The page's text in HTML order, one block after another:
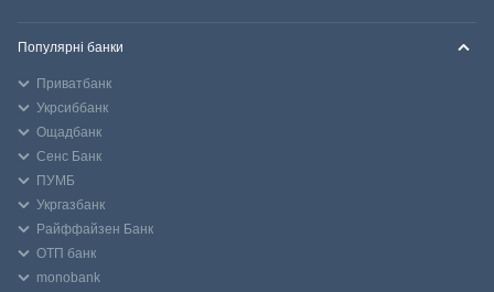
Популярні банки
Приватбанк
Укрсиббанк
Ощадбанк
Сенс Банк
ПУМБ
Укргазбанк
Райффайзен Банк
ОТП банк
monobank